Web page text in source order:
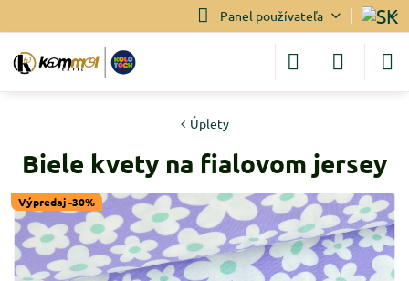
Panel používateľa
Výpredaj -30%
Úplety
Biele kvety na fialovom jersey